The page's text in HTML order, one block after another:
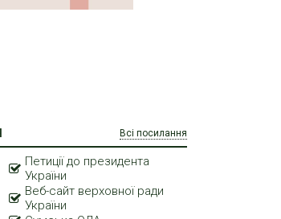
Всі посилання
Петиції до президента
України
Веб-сайт верховної ради
України